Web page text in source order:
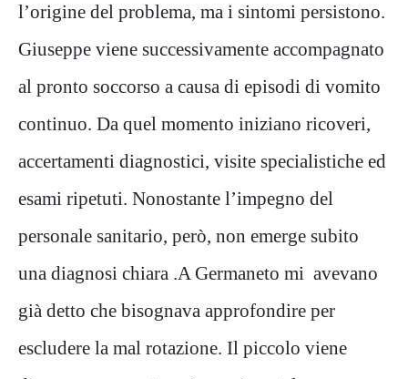
l’origine del problema, ma i sintomi persistono.
Giuseppe viene successivamente accompagnato
al pronto soccorso a causa di episodi di vomito
continuo. Da quel momento iniziano ricoveri,
accertamenti diagnostici, visite specialistiche ed
esami ripetuti. Nonostante l’impegno del
personale sanitario, però, non emerge subito
una diagnosi chiara .A Germaneto mi avevano
già detto che bisognava approfondire per
escludere la mal rotazione. Il piccolo viene